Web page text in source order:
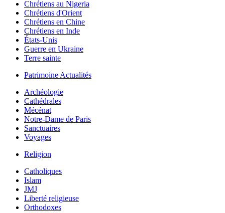
Chrétiens au Nigeria
Chrétiens d'Orient
Chrétiens en Chine
Chrétiens en Inde
États-Unis
Guerre en Ukraine
Terre sainte
Patrimoine Actualités
Archéologie
Cathédrales
Mécénat
Notre-Dame de Paris
Sanctuaires
Voyages
Religion
Catholiques
Islam
JMJ
Liberté religieuse
Orthodoxes